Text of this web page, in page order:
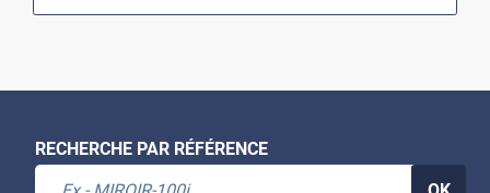
RECHERCHE PAR RÉFÉRENCE